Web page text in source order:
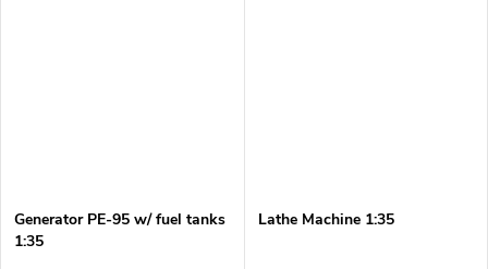
Generator PE-95 w/ fuel tanks
1:35
Lathe Machine 1:35